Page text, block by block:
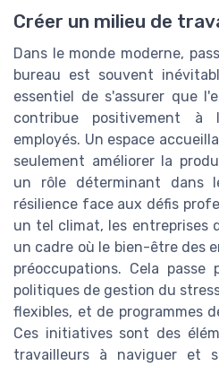
Créer un milieu de
Dans le monde moderne,
bureau est souvent
essentiel de s'assurer que
contribue positivement
employés. Un espace
seulement améliorer la
un rôle déterminant dans
résilience face aux défis
un tel climat, les entreprises
un cadre où le bien-être des
préoccupations. Cela
politiques de gestion du
flexibles, et de programmes
Ces initiatives sont des
travailleurs à naviguer et